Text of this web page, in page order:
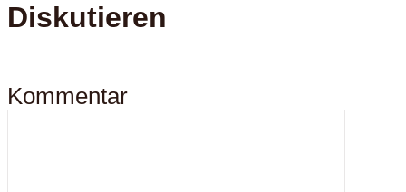
Diskutieren
Kommentar